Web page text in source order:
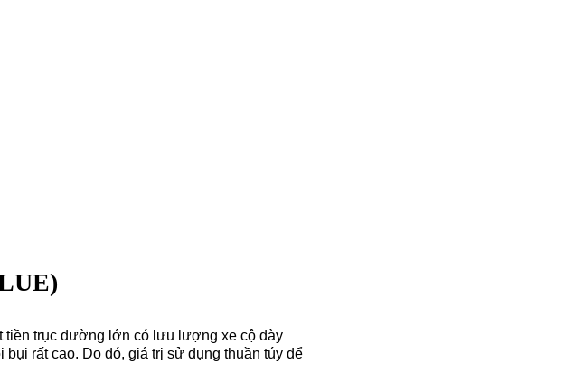
tiền trục đường lớn có lưu lượng xe cộ dày
rất cao. Do đó, giá trị sử dụng thuần túy để